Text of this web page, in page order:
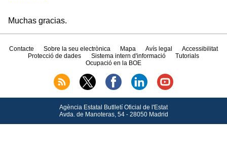
Muchas gracias.
Contacte Sobre la seu electrònica Mapa Avís legal
Accessibilitat
Protecció de dades
Sistema intern d'informació
Tutorials
Ocupació en la BOE
Agència Estatal Butlletí Oficial de l'Estat
Avda.de Manoteras, 54 - 28050 Madrid